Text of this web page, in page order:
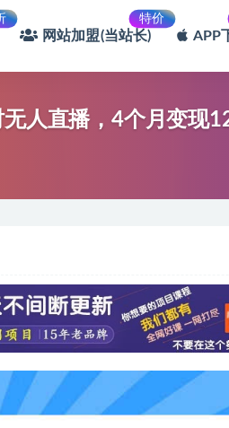
网站加盟(当站长)
特价
APP
人直播，4个月变现